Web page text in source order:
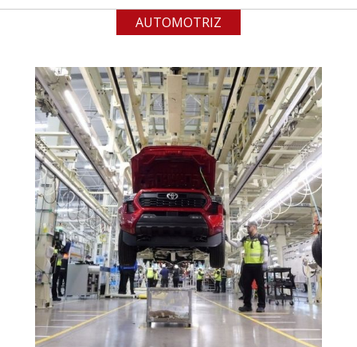
Empresa en Jalisco
Requiere:
ACERO INOXIDABLE
Especificaciones:
Incluyendo grado 304. Requisitos:
Garantizar composición química y
origen adecuados (especialmente
para grafito) y contar con sistemas
de calidad y gestión ambiental.
Aplicar al Requerimiento
AUTOMOTRIZ